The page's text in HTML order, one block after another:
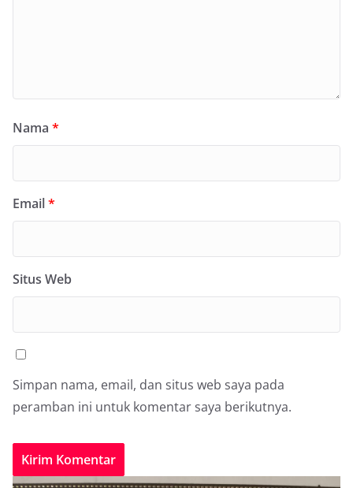
Nama *
Email*
Situs Web
Simpan nama, email, dan situs web saya pada
peramban ini untuk komentar saya berikutnya.